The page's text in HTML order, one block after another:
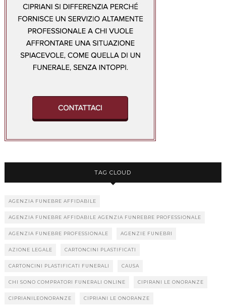
TAG CLOUD
AGENZIA FUNEBRE AFFIDABILE
AGENZIA FUNEBRE AFFIDABILE AGENZIA FUNREBRE PROFESSIONALE
AGENZIA FUNEBRE PROFESSIONALE AGENZIE FUNEBRI
AZIONE LEGALE CARTONCINI PLASTIFICATI
CARTONCINI PLASTIFICATI FUNERALI CAUSA
CHI SONO COMPRATORI FUNERALI ONLINE CIPIRANI LE ONORANZE
CIPRIANILEONORANZE CIPRIANI LE ONORANZE